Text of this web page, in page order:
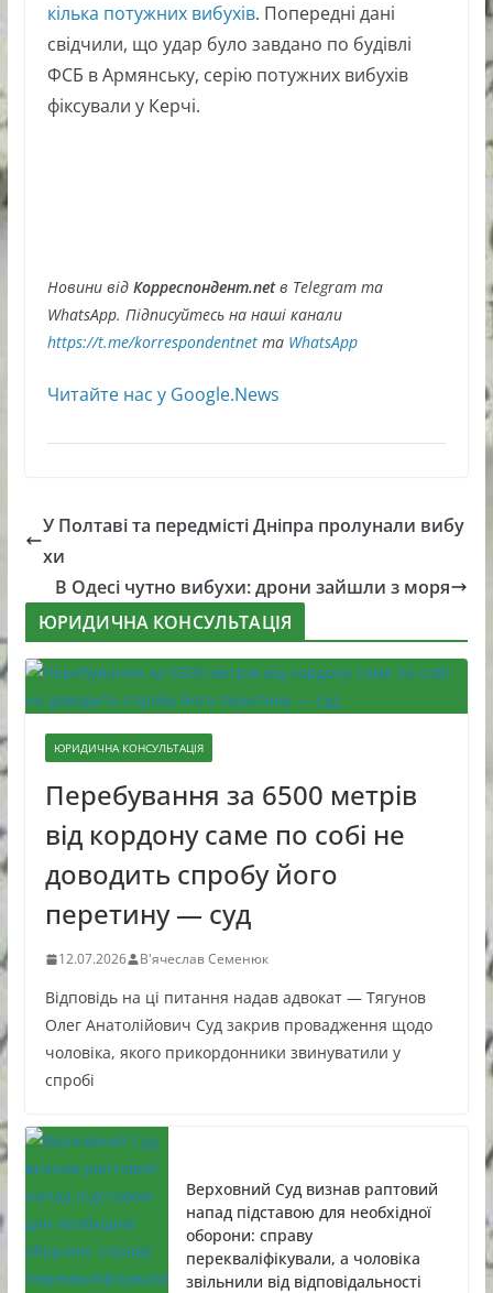
кілька потужних вибухів. Попередні дані
свідчили, що удар було завдано по будівлі
ФСБ в Армянську, серію потужних вибухів
фіксували у Керчі.
Новини відКорреспондент.netв Telegram та
WhatsApp. Підписуйтесь на наші канали
https://t.me/korrespondentnetта WhatsApp
Читайте нас у Google.News
У Полтаві та передмісті Дніпра пролунали вибу
хи
В Одесі чутно вибухи: дрони зайшли з моря
ЮРИДИЧНА КОНСУЛЬТАЦІЯ
ЮРИДИЧНА КОНСУЛЬТАЦІЯ
Перебування за 6500 метрів
від кордону саме по собі не
доводить спробу його
перетину — суд
12.07.2026 В'ячеслав Семенюк
Відповідь на ці питання надав адвокат — Тягунов
Олег Анатолійович Суд закрив провадження щодо
чоловіка, якого прикордонники звинуватили у
спробі
Верховний Суд визнав раптовий
напад підставою для необхідної
оборони: справу
перекваліфікували, а чоловіка
звільнили від відповідальності